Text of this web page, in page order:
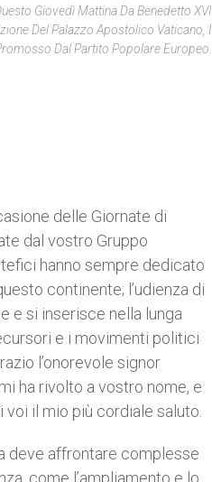
Giovedì Mattina Da Benedetto XVI
Del Palazzo Apostolico Vaticano, I
Dal Partito Popolare Europeo.
delle Giornate di
dal vostro Gruppo
hanno sempre dedicato
continente; l’udienza di
e si inserisce nella lunga
e i movimenti politici
l’onorevole signor
ha rivolto a vostro nome, e
il mio più cordiale saluto.
deve affrontare complesse
come l’ampliamento e lo